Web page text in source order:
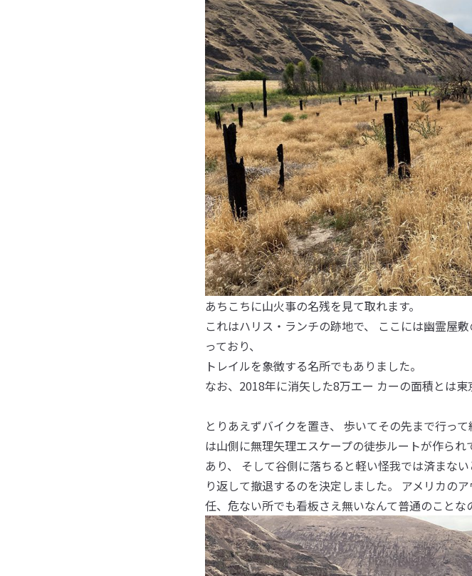
あちこちに山火事の名残を見て取れます。
これはハリス・ランチの跡地で、 ここには幽霊屋
っており、
トレイルを象徴する名所でもありました。
なお、2018年に消矢した8万エー カーの面積とは東
とりあえずバイクを置き、 歩いてその先まで行っ
は山側に無理矢理エスケープの徒歩ルートが作ら
あり、 そして谷側に落ちると軽い怪我では済まな
り返して撤退するのを決定しました。 アメリカの
任、危ない所でも看板さえ無いなんて普通のことな